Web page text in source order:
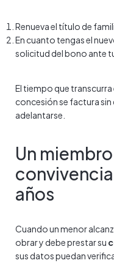
Renueva el título de
En cuanto tengas el
solicitud del bono ante
El tiempo que transcurra
concesión se factura
adelantarse.
Un
años
Cuando un menor
obrar y debe prestar su
sus datos puedan